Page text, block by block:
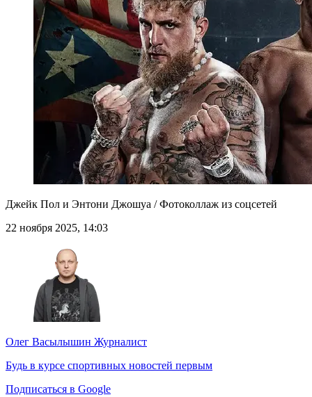
Джейк Пол и Энтони Джошуа / Фотоколлаж из соцсетей
22 ноября 2025, 14:03
Олег Васылышин Журналист
Будь в курсе спортивных новостей первым
Подписаться в Google